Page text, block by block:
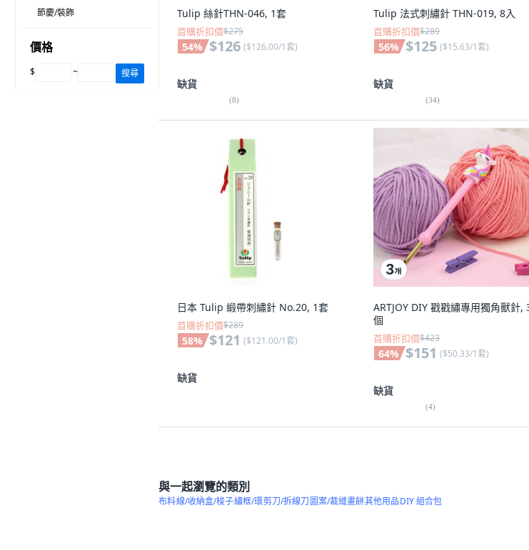
節慶/裝飾
價格
$ ~ 搜尋
Tulip 絲針THN-046, 1套
首購折扣價$275
54% $126 ($126.00/1套)
缺貨
(8)
Tulip 法式刺繡針 THN-019, 8入
首購折扣價$289
56% $125 ($15.63/1套)
缺貨
(34)
日本 Tulip 緞帶刺繡針 No.20, 1套
首購折扣價$289
58% $121 ($121.00/1套)
缺貨
ARTJOY DIY 戳戳繡專用獨角獸針,
個
首購折扣價$423
64% $151 ($50.33/1套)
缺貨
(4)
與一起瀏覽的類別
布料線/收納盒/梭子繡框/環剪刀/拆線刀 圖案/裁縫畫餅其他用品DIY 組合包